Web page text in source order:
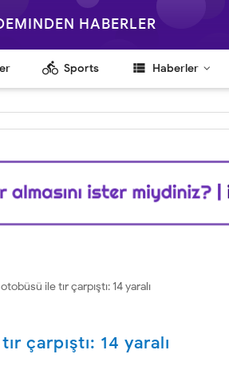
HABERLER
directions_bike Sports view_list Haberler
ile tır çarpıştı: 14 yaralı
çarpıştı: 14 yaralı